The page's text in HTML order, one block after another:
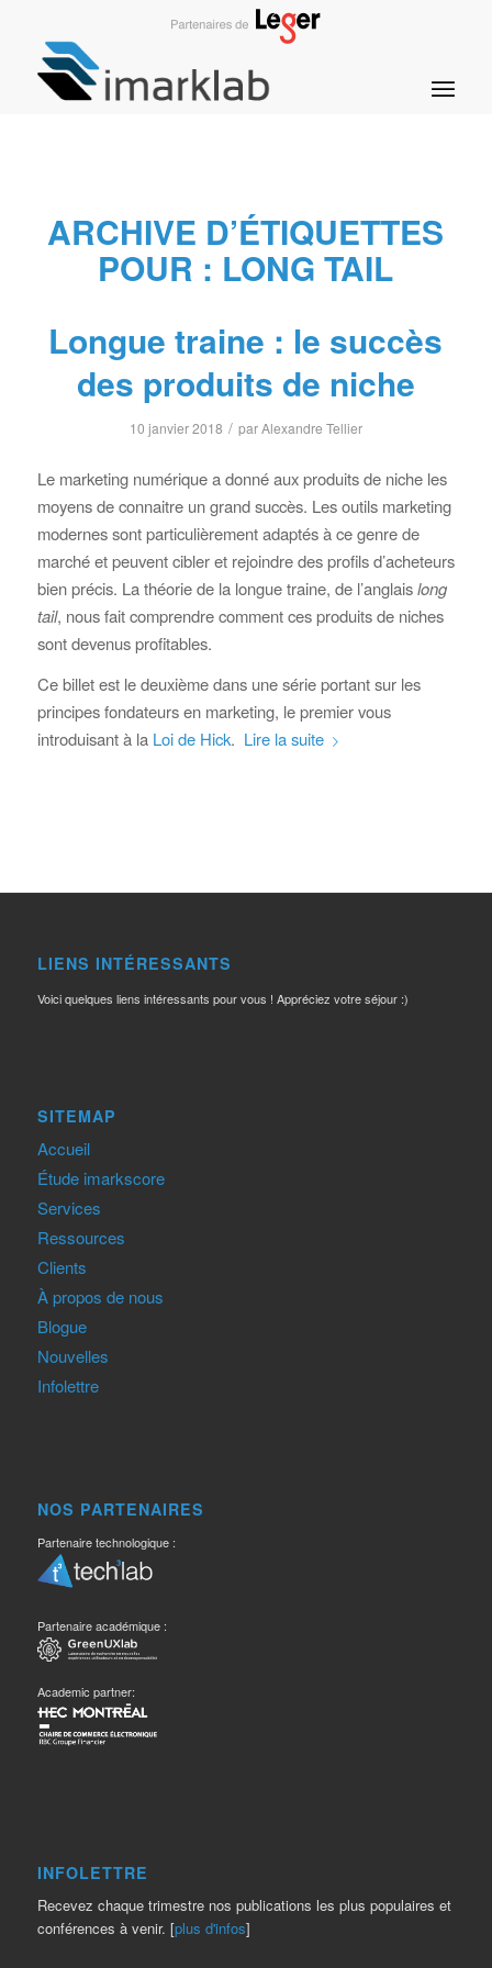
ARCHIVE D’ÉTIQUETTES
POUR : LONG TAIL
Longue traine : le succès
des produits de niche
10 janvier 2018 / parAlexandre Tellier
Le marketing numérique a donné aux produits de niche les
moyens de connaitre un grand succès. Les outils marketing
modernes sont particulièrement adaptés à ce genre de
marché et peuvent cibler et rejoindre des profils d’acheteurs
bien précis. La théorie de la longue traine, de l’anglaislong
tail, nous fait comprendre comment ces produits de niches
sont devenus profitables.
Ce billet est le deuxième dans une série portant sur les
principes fondateurs en marketing, le premier vous
introduisant à la Loi de Hick. Lire la suite
LIENS INTÉRESSANTS
Voici quelques liens intéressants pour vous ! Appréciez votre séjour :)
SITEMAP
Accueil
Étude imarkscore
Services
Ressources
Clients
À propos de nous
Blogue
Nouvelles
Infolettre
NOS PARTENAIRES
Partenaire technologique :
Partenaire académique :
Academic partner:
INFOLETTRE
Recevez chaque trimestre nos publications les plus populaires et
conférences à venir. [plus d'infos]